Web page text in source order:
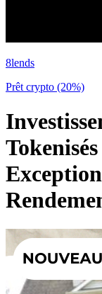
8lends
Prêt crypto (20%)